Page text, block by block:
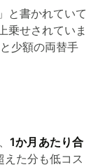
と書かれていて
乗せされていま
少額の両替手
1か月あたり合
た分も低コス